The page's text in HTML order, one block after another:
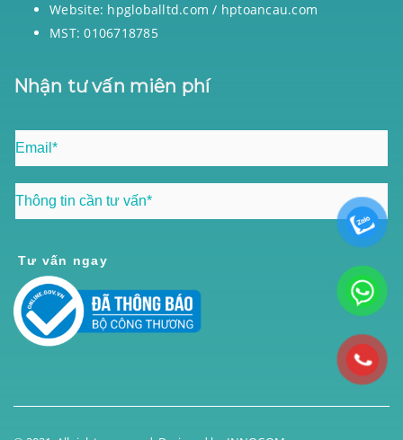
Website: hpgloballtd.com / hptoancau.com
MST: 0106718785
Nhận tư vấn miên phí
Tư vấn ngay